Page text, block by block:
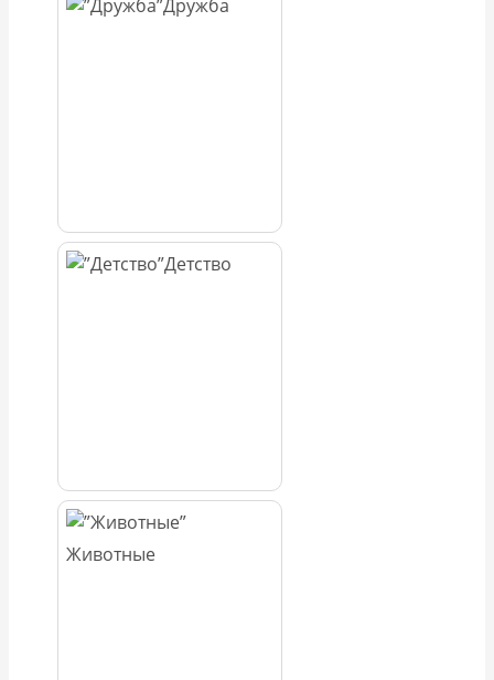
Дружба
Детство
Животные